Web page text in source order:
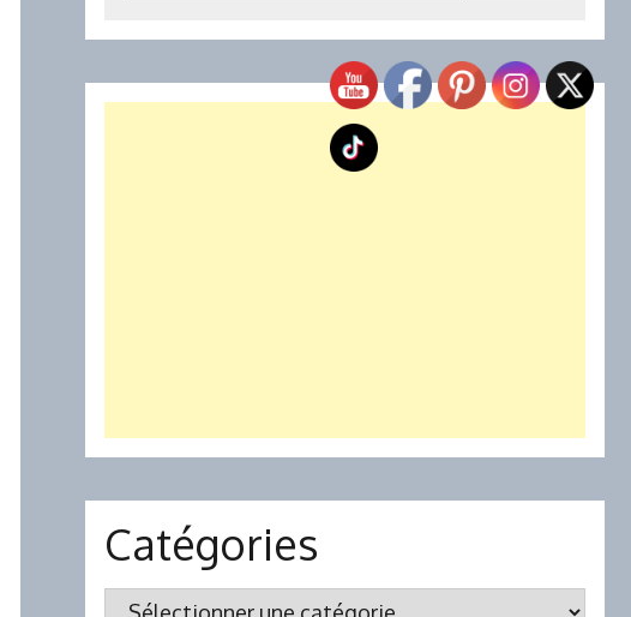
Catégories
Catégories